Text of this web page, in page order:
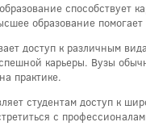
способствует
образование
доступ к различным
карьеры. Вузы
практике.
студентам доступ к
с